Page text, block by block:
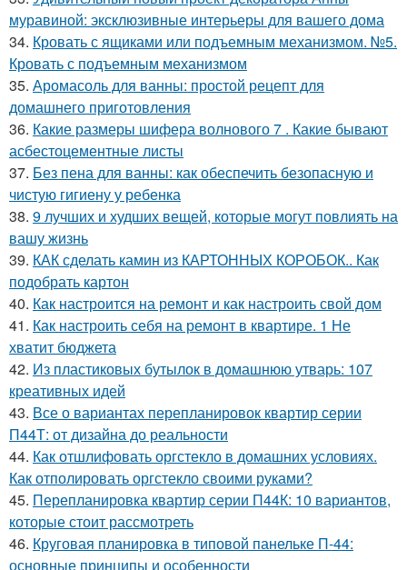
муравиной: эксклюзивные интерьеры для вашего дома
34. Кровать с ящиками или подъемным механизмом. №5.
Кровать с подъемным механизмом
35. Аромасоль для ванны: простой рецепт для
домашнего приготовления
36. Какие размеры шифера волнового 7 . Какие бывают
асбестоцементные листы
37. Без пена для ванны: как обеспечить безопасную и
чистую гигиену у ребенка
38. 9 лучших и худших вещей, которые могут повлиять на
вашу жизнь
39. КАК сделать камин из КАРТОННЫХ КОРОБОК.. Как
подобрать картон
40. Как настроится на ремонт и как настроить свой дом
41. Как настроить себя на ремонт в квартире. 1 Не
хватит бюджета
42. Из пластиковых бутылок в домашнюю утварь: 107
креативных идей
43. Все о вариантах перепланировок квартир серии
П44Т: от дизайна до реальности
44. Как отшлифовать оргстекло в домашних условиях.
Как отполировать оргстекло своими руками?
45. Перепланировка квартир серии П44К: 10 вариантов,
которые стоит рассмотреть
46. Круговая планировка в типовой панельке П-44:
основные принципы и особенности